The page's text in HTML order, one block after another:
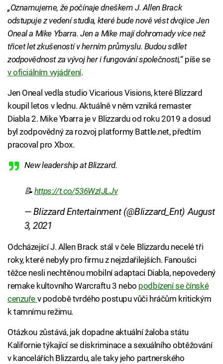
„Oznamujeme, že počínaje dneškem J. Allen Brack
odstupuje z vedení studia, které bude nově vést dvojice Jen
Oneal a Mike Ybarra. Jen a Mike mají dohromady více než
třicet let zkušeností v herním průmyslu. Budou sdílet
zodpovědnost za vývoj her i fungování společnosti,“ píše se
v oficiálním vyjádření.
Jen Oneal vedla studio Vicarious Visions, které Blizzard
koupil letos v lednu. Aktuálně v něm vzniká remaster
Diabla 2. Mike Ybarra je v Blizzardu od roku 2019 a dosud
byl zodpovědný za rozvoj platformy Battle.net, předtím
pracoval pro Xbox.
New leadership at Blizzard.
📝 https://t.co/536WzIJLJv
— Blizzard Entertainment (@Blizzard_Ent)August
3, 2021
Odcházející J. Allen Brack stál v čele Blizzardu necelé tři
roky, které nebyly pro firmu z nejzdařilejších. Fanoušci
těžce nesli nechtěnou mobilní adaptaci Diabla, nepovedený
remake kultovního Warcraftu 3 nebo podbízení se čínské
cenzuře v podobě tvrdého postupu vůči hráčům kritickým
k tamnímu režimu.
Otázkou zůstává, jak dopadne aktuální žaloba státu
Kalifornie týkající se diskriminace a sexuálního obtěžování
v kancelářích Blizzardu, ale taky jeho partnerského